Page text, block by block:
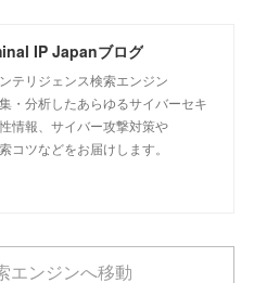
IP Japanブログ
テリジェンス検索エンジン
・分析したあらゆるサイバーセキ
情報、サイバー攻撃対策や
コツなどをお届けします。
エンジンへ移動